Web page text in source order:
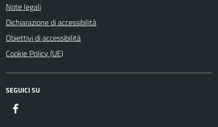
Note legali
Dichiarazione di accessibilità
Obiettivi di accessibilità
Cookie Policy (UE)
SEGUICI SU